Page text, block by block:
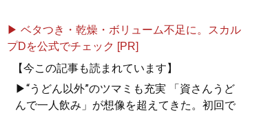
▶ ベタつき・乾燥・ボリューム不足に。スカル
プDを公式でチェック [PR]
【今この記事も読まれています】
▶“うどん以外”のツマミも充実 「資さんうど
んで一人飲み」が想像を超えてきた。初回で